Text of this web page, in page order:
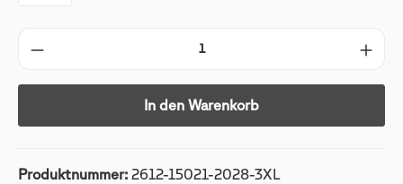
In den Warenkorb
Produktnummer: 2612-15021-2028-3XL